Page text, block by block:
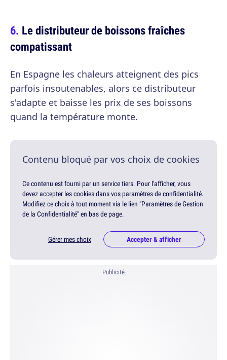
Le distributeur de boissons fraîches
compatissant
En Espagne les chaleurs atteignent des pics
parfois insoutenables, alors ce distributeur
s'adapte et baisse les prix de ses boissons
quand la température monte.
Contenu bloqué par vos choix de cookies
Ce contenu est fourni par un service tiers. Pour l'afficher, vous
devez accepter les cookies dans vos paramètres de confidentialité.
Modifiez ce choix à tout moment via le lien "Paramètres de Gestion
de la Confidentialité" en bas de page.
Gérer mes choix Accepter & afficher
Publicité